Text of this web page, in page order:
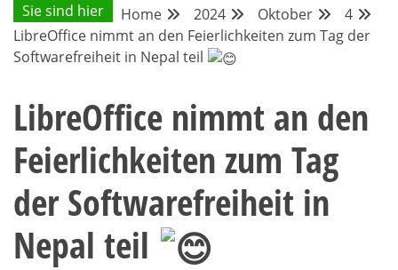
BLOG
Sie sind hier Home 2024 Oktober
4
LibreOffice nimmt an den Feierlichkeiten zum Tag der
Softwarefreiheit in Nepal teil
LibreOffice nimmt an den
Feierlichkeiten zum Tag
der Softwarefreiheit in
Nepal teil